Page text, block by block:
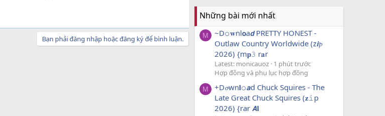
Bạn phải đăng nhập hoặc đăng ký để bình luận.
Những bài mới nhất
M
~D𝚘𝐰nl𝗼a𝙙 PRETTY HONEST -
Outlaw Country Worldwide (z𝙞𝓹
2026) {m𝐩𝟹 r𝐚r
Latest: monicauoz 1 phút trước
Hợp đồng và phụ lục hợp đồng
M
+D𝓸wn𝐥𝚘𝙖d Chuck Squires - The
Late Great Chuck Squires (𝐳𝚒p
2026) {rar 𝘼𝐥